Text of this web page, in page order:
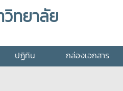
ทยาลัย
ปฏิทิน กล่องเอกสาร